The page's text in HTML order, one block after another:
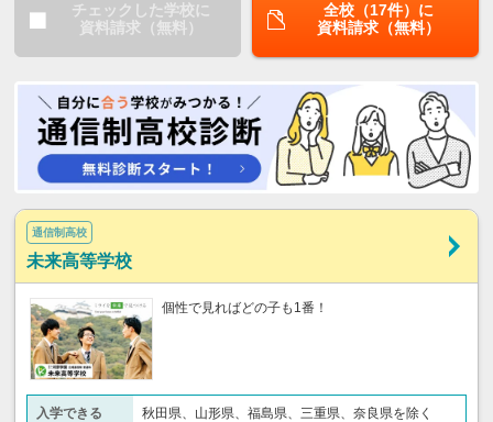
チェックした学校に
資料請求（無料）
全校（17件）に
資料請求（無料）
通信制高校
未来高等学校
個性で見ればどの子も1番！
入学できる
秋田県、山形県、福島県、三重県、奈良県を除く